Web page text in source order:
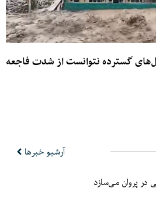
گسترده نتوانست از شدت فاجعه
آرشیو خبرها
پروان می‌سازد